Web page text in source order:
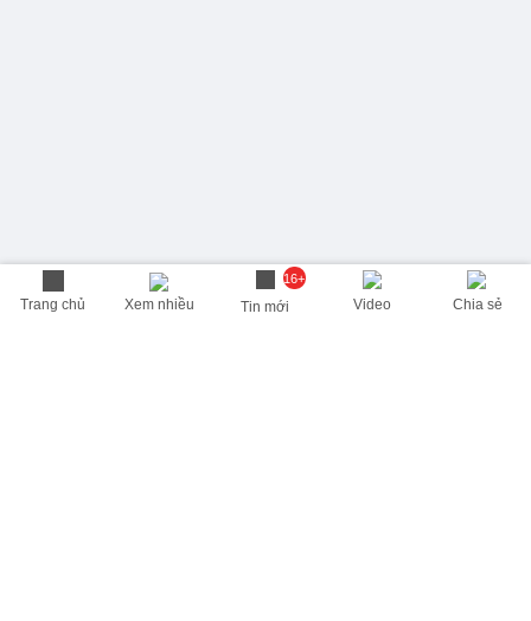
Trang chủ Xem nhiều
16+
Tin mới Video Chia sẻ